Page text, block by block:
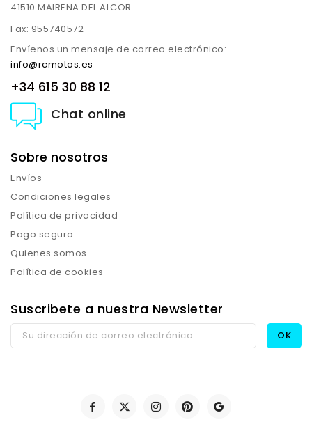
41510 MAIRENA DEL ALCOR
Fax: 955740572
Envíenos un mensaje de correo electrónico:
info@rcmotos.es
+34 615 30 88 12
Chat online
Sobre nosotros
Envíos
Condiciones legales
Política de privacidad
Pago seguro
Quienes somos
Política de cookies
Suscribete a nuestra Newsletter